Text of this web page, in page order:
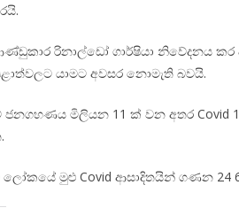
රිනාල්ඩෝ ගාර්ෂියා නිවේදනය
යාමට අවසර නොමැති බවයි.
ජනගහණය මිලියන 11 ක් වන අතර Covid
මුළු Covid ආසාදිතයින් ගණන 24